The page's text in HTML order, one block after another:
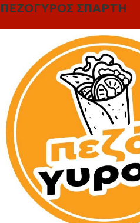
ΠΕΖΟΓΥΡΟΣ ΣΠΑΡΤΗ